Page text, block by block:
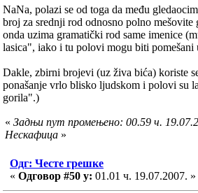
NaNa, polazi se od toga da među
broj za srednji rod odnosno polno
onda uzima gramatički rod same imenice
lasica", iako i tu polovi mogu biti pomešani
Dakle, zbirni brojevi (uz živa bića) koriste
ponašanje vrlo blisko ljudskom i polovi su
gorila".)
« Задњи пут промењено: 00.59 ч.
Нескафица »
Одг: Честе грешке
« Одговор #50 у: 01.01 ч. 19.07.2007. »